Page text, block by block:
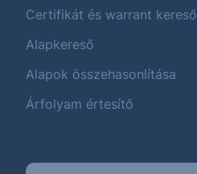
Certifikát és warrant kereső
Alapkereső
Alapok összehasonlítása
Árfolyam értesítő